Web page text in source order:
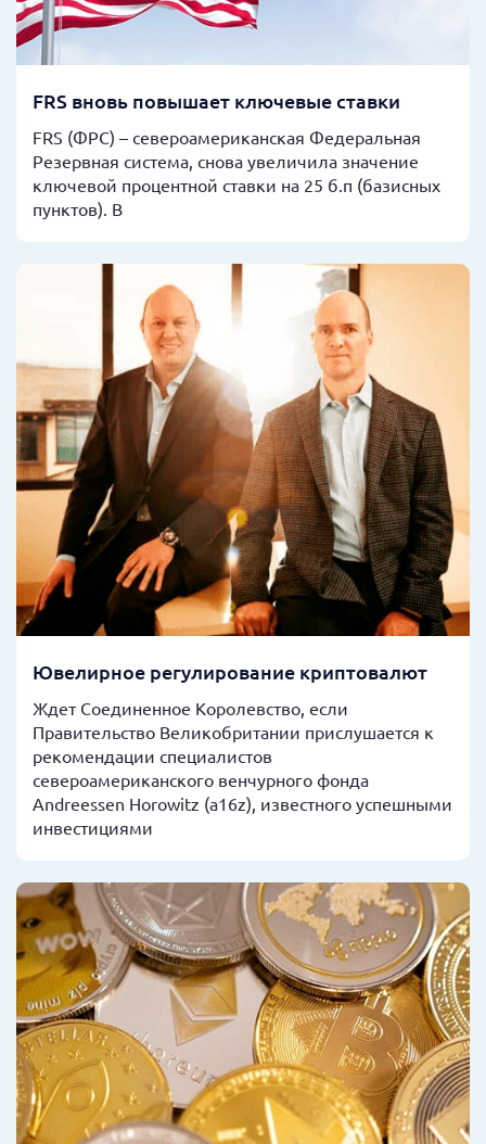
FRS вновь повышает ключевые ставки
FRS (ФРС) – североамериканская Федеральная
Резервная система, снова увеличила значение
ключевой процентной ставки на 25 б.п (базисных
пунктов). В
Ювелирное регулирование криптовалют
Ждет Соединенное Королевство, если
Правительство Великобритании прислушается к
рекомендации специалистов
североамериканского венчурного фонда
Andreessen Horowitz (a16z), известного успешными
инвестициями